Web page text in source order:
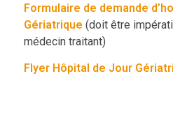
Formulaire de demande
Gériatrique (doit être
médecin traitant)
Flyer Hôpital de Jour